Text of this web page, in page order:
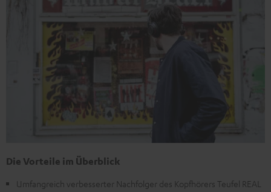
Die Vorteile im Überblick
Umfangreich verbesserter Nachfolger des Kopfhörers Teufel REAL